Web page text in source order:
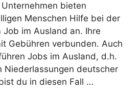
bieten
Menschen Hilfe bei der
Job im Ausland an. Ihre
Gebühren verbunden. Auch
Jobs im Ausland, d.h.
Niederlassungen deutscher
du in diesen Fall …